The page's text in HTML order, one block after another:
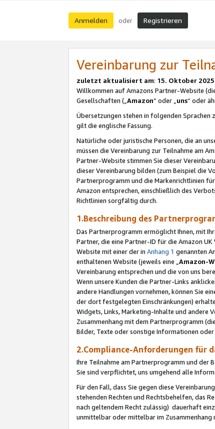
Anmelden oder Registrieren
Vereinbarung zur
zuletzt aktualisiert am: 15. Oktober 2025
Willkommen auf Amazons Partner-Website
Gesellschaften („Amazon“ oder „uns“ oder
Übersetzungen stehen in folgenden Sprachen
gilt die englische Fassung.
Natürliche oder juristische Personen, die an
müssen die Vereinbarung zur Teilnahme am
Partner-Website stimmen Sie dieser
dieser Vereinbarung bilden (zum Beispiel die
Partnerprogramm und die Markenrichtlinien
Amazon entsprechen, einschließlich des
Richtlinien sorgfältig durch.
1.Beschreibung des
Das Partnerprogramm ermöglicht Ihnen, mit
Partner, die eine Partner-ID für die Amazon
Website mit einer der in Anhang 1 genannten
enthaltenen Website (jeweils eine „ Amazon-
Vereinbarung entsprechen und die von uns
Wenn unsere Kunden die Partner-Links
andere Handlungen vornehmen, können Sie
der dort festgelegten Einschränkungen)
Widgets, Links, Marketing-Inhalte und andere
Zusammenhang mit dem Partnerprogramm (die
Bilder, Texte oder sonstige Informationen
2.Compliance-Anforderungen für
Ihre Teilnahme am Partnerprogramm und der
Sie sind verpflichtet, uns umgehend alle
Für den Fall, dass Sie gegen diese
stehenden Rechten und Rechtsbehelfen, das
nach geltendem Recht zulässig) dauerhaft
unmittelbar oder mittelbar im Zusammenhang